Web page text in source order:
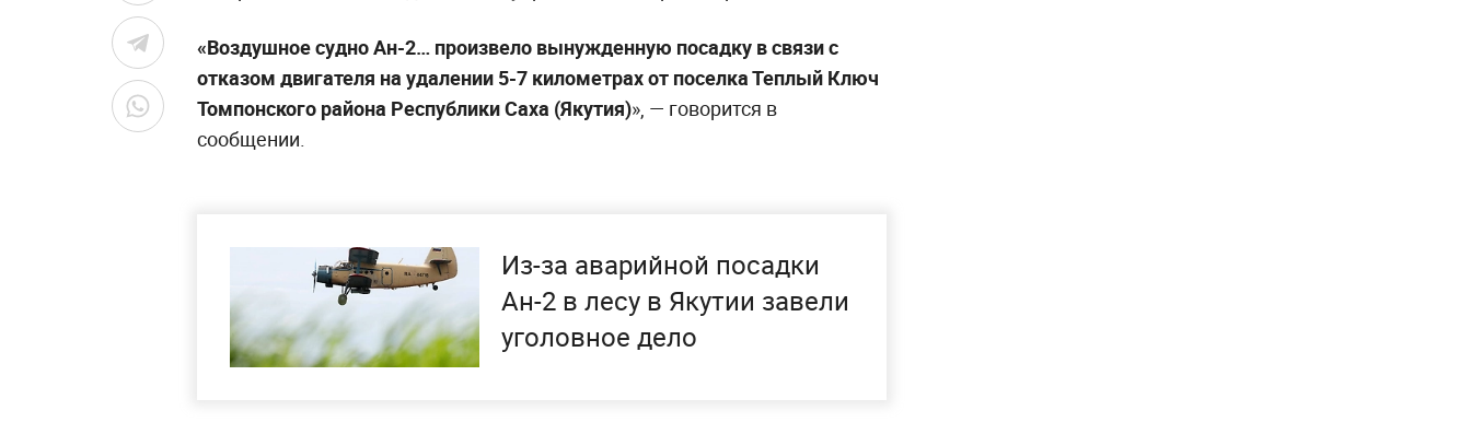
«Воздушное судно Ан-2… произвело вынужденную посадку в связи с
отказом двигателя на удалении 5-7 километрах от поселка Теплый Ключ
Томпонского района Республики Саха (Якутия)», — говорится в
сообщении.
Из-за аварийной посадки
Ан-2 в лесу в Якутии завели
уголовное дело